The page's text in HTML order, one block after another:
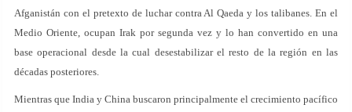
Afganistán con el pretexto de luchar contra Al Qaeda y los talibanes. En el
Medio Oriente, ocupan Irak por segunda vez y lo han convertido en una
base operacional desde la cual desestabilizar el resto de la región en las
décadas posteriores.
Mientras que India y China buscaron principalmente el crecimiento pacífico